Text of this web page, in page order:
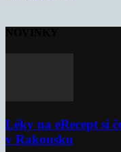
Léky na eRecept si
v Rakousku